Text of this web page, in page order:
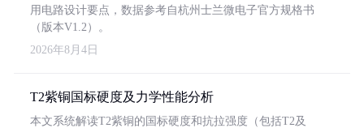
用电路设计要点，数据参考自杭州士兰微电子官方规格书
（版本V1.2）。
2026年8月4日
T2紫铜国标硬度及力学性能分析
本文系统解读T2紫铜的国标硬度和抗拉强度（包括T2及